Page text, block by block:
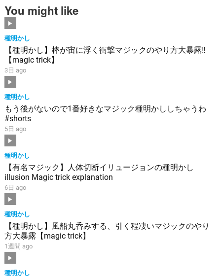
You might like
種明かし
【種明かし】棒が宙に浮く衝撃マジックのやり方大暴露‼️
【magic trick】
3日 ago
種明かし
もう後がないので1番好きなマジック種明かししちゃうわ
#shorts
5日 ago
種明かし
【有名マジック】人体切断イリュージョンの種明かし
illusion Magic trick explanation
6日 ago
種明かし
【種明かし】風船丸呑みする、引く程凄いマジックのやり
方大暴露【magic trick】
1週間 ago
種明かし